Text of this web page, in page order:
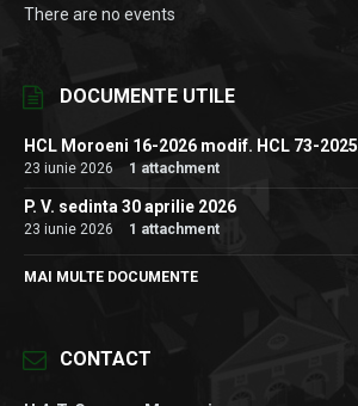
There are no events
DOCUMENTE UTILE
HCL Moroeni 16-2026 modif. HCL 73-2025
23 iunie 2026 1 attachment
P. V. sedinta 30 aprilie 2026
23 iunie 2026 1 attachment
MAI MULTE DOCUMENTE
CONTACT